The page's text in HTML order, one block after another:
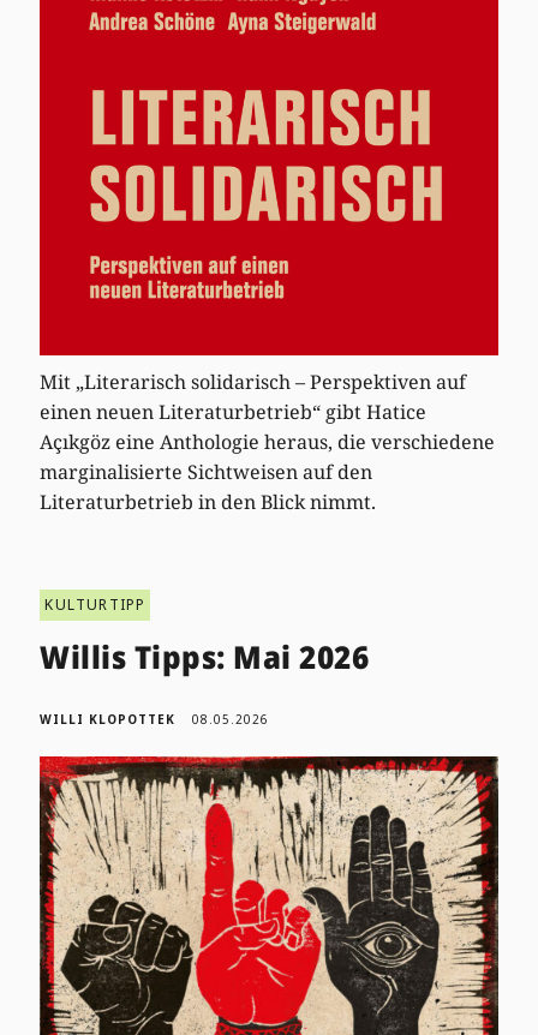
Mit „Literarisch solidarisch – Perspektiven auf
einen neuen Literaturbetrieb“ gibt Hatice
Açıkgöz eine Anthologie heraus, die verschiedene
marginalisierte Sichtweisen auf den
Literaturbetrieb in den Blick nimmt.
KULTURTIPP
Willis Tipps: Mai 2026
WILLI KLOPOTTEK 08.05.2026